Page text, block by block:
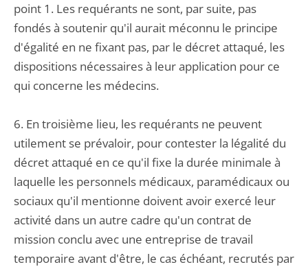
point 1. Les requérants ne sont, par suite, pas
fondés à soutenir qu'il aurait méconnu le principe
d'égalité en ne fixant pas, par le décret attaqué, les
dispositions nécessaires à leur application pour ce
qui concerne les médecins.
6. En troisième lieu, les requérants ne peuvent
utilement se prévaloir, pour contester la légalité du
décret attaqué en ce qu'il fixe la durée minimale à
laquelle les personnels médicaux, paramédicaux ou
sociaux qu'il mentionne doivent avoir exercé leur
activité dans un autre cadre qu'un contrat de
mission conclu avec une entreprise de travail
temporaire avant d'être, le cas échéant, recrutés par